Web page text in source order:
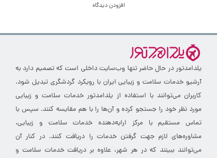
افزودن دیدگاه
یلدامدتور در حال حاضر تنها وب‌سایت داخلی است که تصمیم دارد به
آرشیو خدمات سلامت و زیبایی ایران با رویکرد گردشگری تبدیل شود.
کاربران می‌توانند با استفاده از یلدامدتور خدمات سلامت و زیبایی
مورد نظر خود را جستجو کرده و آن‌ها را با هم مقایسه کنند. سپس با
تماس مستقیم با مرکز ارایه‌دهنده خدمات سلامت و زیبایی،
مشاوره‌های لازم جهت گرفتن خدمات را دریافت کنند. در کنار آن
می‌توانند ببینند که در هر شهر، علاوه بر دریافت خدمات سلامت و